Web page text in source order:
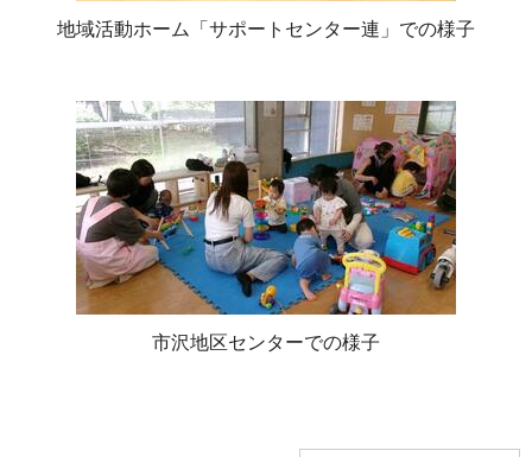
地域活動ホーム「サポートセンター連」での様子
市沢地区センターでの様子